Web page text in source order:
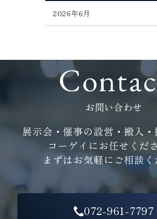
2026年6月
お問い合わせ
展示会・催事の設営・搬入・
コーゲイにお任せくださ
まずはお気軽にご相談く
072-961-7797